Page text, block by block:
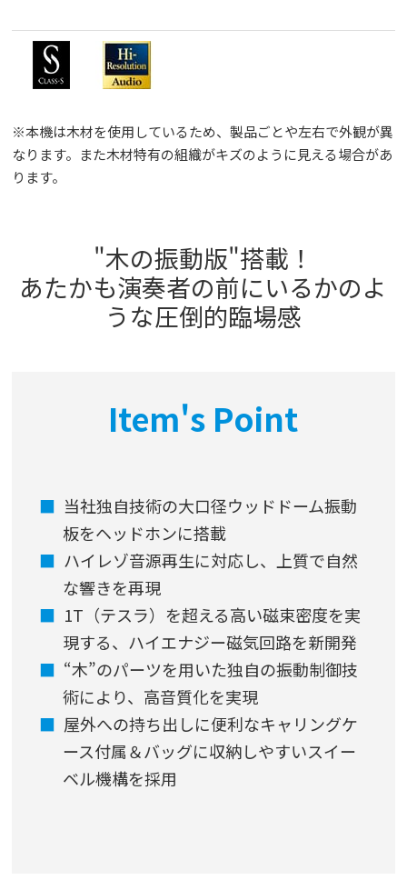
※本機は木材を使用しているため、製品ごとや左右で外観が異
なります。また木材特有の組織がキズのように見える場合があ
ります。
"木の振動版"搭載！
あたかも演奏者の前にいるかのよ
うな圧倒的臨場感
Item's Point
当社独自技術の大口径ウッドドーム振動
板をヘッドホンに搭載
ハイレゾ音源再生に対応し、上質で自然
な響きを再現
1T（テスラ）を超える高い磁束密度を実
現する、ハイエナジー磁気回路を新開発
“木”のパーツを用いた独自の振動制御技
術により、高音質化を実現
屋外への持ち出しに便利なキャリングケ
ース付属＆バッグに収納しやすいスイー
ベル機構を採用